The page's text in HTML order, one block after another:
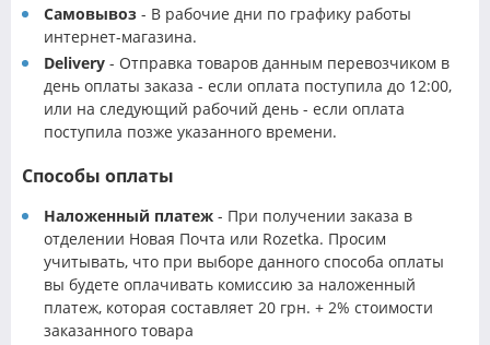
Самовывоз - В рабочие дни по графику работы
интернет-магазина.
Delivery - Отправка товаров данным перевозчиком в
день оплаты заказа - если оплата поступила до 12:00,
или на следующий рабочий день - если оплата
поступила позже указанного времени.
Способы оплаты
Наложенный платеж - При получении заказа в
отделении Новая Почта или Rozetka. Просим
учитывать, что при выборе данного способа оплаты
вы будете оплачивать комиссию за наложенный
платеж, которая составляет 20 грн. + 2% стоимости
заказанного товара